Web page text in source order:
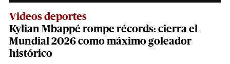
Videos deportes
Kylian Mbappé rompe récords: cierra el
Mundial 2026 como máximo goleador
histórico